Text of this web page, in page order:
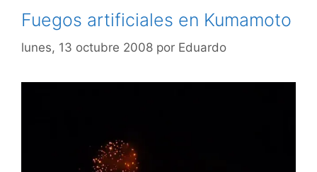
Fuegos artificiales en Kumamoto
lunes, 13 octubre 2008 por Eduardo